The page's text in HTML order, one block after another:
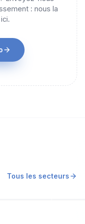
: nous la
Tous les secteurs